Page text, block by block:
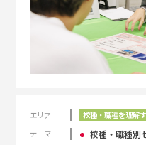
エリア
校種・職種を理解
テーマ
校種・職種別